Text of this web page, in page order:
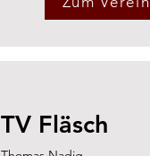
TV Fläsch